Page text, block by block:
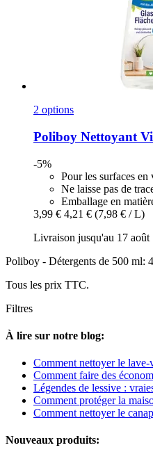
2 options
Poliboy Nettoyant
-5%
Pour les surfaces en
Ne laisse pas de
Emballage en
3,99 € 4,21 € (7,98 € / L)
Livraison jusqu'au 17 août
Poliboy - Détergents de 500 ml:
Tous les prix TTC.
Filtres
À lire sur notre blog:
Comment nettoyer le lave-
Comment faire des
Légendes de lessive :
Comment protéger la
Comment nettoyer le
Nouveaux produits: